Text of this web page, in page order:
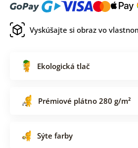
Vyskúšajte si obraz vo
Ekologická tlač
Prémiové plátno 280 g/m²
Sýte farby